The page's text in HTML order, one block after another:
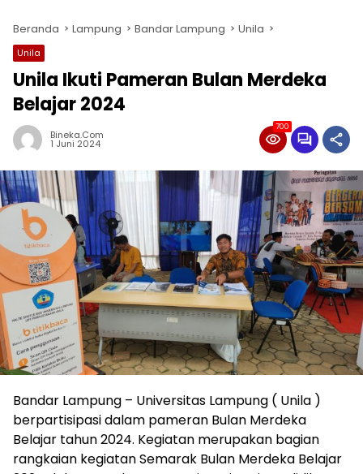
Beranda Lampung Bandar Lampung Unila
Unila
Unila Ikuti Pameran Bulan Merdeka
Belajar 2024
Bineka.com
1 Juni 2024
700
Bandar Lampung – Universitas Lampung ( Unila )
berpartisipasi dalam pameran Bulan Merdeka
Belajar tahun 2024. Kegiatan merupakan bagian
rangkaian kegiatan Semarak Bulan Merdeka Belajar